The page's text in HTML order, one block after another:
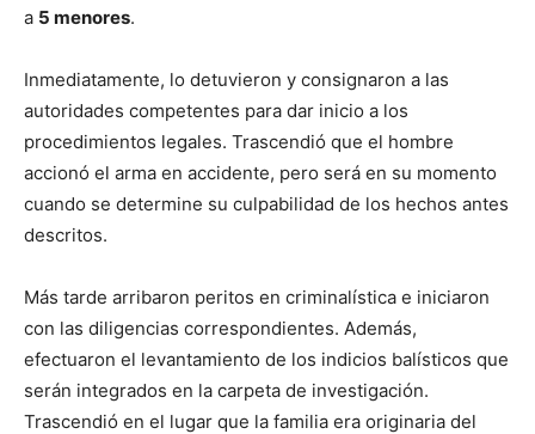
a 5 menores.
Inmediatamente, lo detuvieron y consignaron a las
autoridades competentes para dar inicio a los
procedimientos legales. Trascendió que el hombre
accionó el arma en accidente, pero será en su momento
cuando se determine su culpabilidad de los hechos antes
descritos.
Más tarde arribaron peritos en criminalística e iniciaron
con las diligencias correspondientes. Además,
efectuaron el levantamiento de los indicios balísticos que
serán integrados en la carpeta de investigación.
Trascendió en el lugar que la familia era originaria del